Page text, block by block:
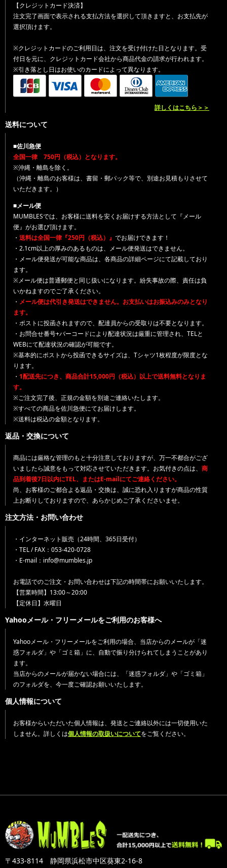
【クレジットカード決済】
注文完了画面で表示される支払方法を選択して頂きますと、お支払先が
選択頂けます。
※クレジットカードのご利用日は、注文を受け付けた日となります。受
付日を元に、クレジットカード会社から商品代金の請求が行われます。
※引き落とし日はお使いのカードによって異なります。
詳しくはこちら＞＞
送料について
■佐川急便
全国一律 750円（税込）となります。
※沖縄・離島を除く。
（沖縄・離島のお客様は、書留・郵パック等で、別途お見積もりさせて
いただきます。）
■メール便
MUMBLESでは、お客様に送料を安くお届けする方法として『メール
便』がお選び頂けます。
・ 送料は全国一律『250円（税込）』 でお届けできます！
・2.1cm以上の厚みのあるものは、メール便発送はできません。
・メール便発送が可能な商品は、各商品の詳細ページにて記載しており
ます。
※メール便は普通郵便と同じ扱いになります。紛失事故の際、責任は負
いかねますのでご了承ください。
・ メール便は代引き発送はできません。お支払いはお振込みのみとなり
ます。
・ポストに投函されますので、配達員からの受取りは不要となります。
・お問合せ番号+バーコードにより配達状況は厳重に管理され、TELと
WEBにて配達状況の確認が可能です。
※基本的にポストから投函できるサイズは、Tシャツ1枚程度が限度とな
ります。
・ 1配送先につき、商品合計15,000円（税込）以上で送料無料となりま
す。
※ご注文完了後、正規の金額を別途ご連絡いたします。
※すべての商品を佐川急便にてお届けします。
※送料は税込の金額となります。
返品・交換について
商品には厳格な管理のもと十分注意しておりますが、万一不都合がござ
いましたら誠意をもって対応させていただきます。お気付きの点は、 商
品到着後7日以内にTEL、またはE-mailにてご連絡ください。
尚、お客様のご都合よる返品・交換は、誠に恐れ入りますが商品の性質
上お断りしておりますので、あらかじめご了承くださいませ。
注文方法・お問い合わせ
・インターネット販売（24時間、365日受付）
・TEL / FAX：053-420-0728
・E-mail：info@mumbles.jp
お電話でのご注文・お問い合わせは下記の時間帯にお願いいたします。
【営業時間】13:00～20:00
【定休日】水曜日
Yahooメール・フリーメールをご利用のお客様へ
Yahooメール・フリーメールをご利用の場合、当店からのメールが「迷
惑フォルダ」や「ゴミ箱」に、自動で振り分けられてしまうことがあり
ます。
当店からのメールが届かない場合には、「迷惑フォルダ」や「ゴミ箱」
のフォルダを、今一度ご確認お願いいたします。
個人情報について
お客様からいただいた個人情報は、発送とご連絡以外には一切使用いた
しません。詳しくは個人情報の取扱いについてをご覧ください。
〒433-8114 静岡県浜松市中区葵東2-16-8